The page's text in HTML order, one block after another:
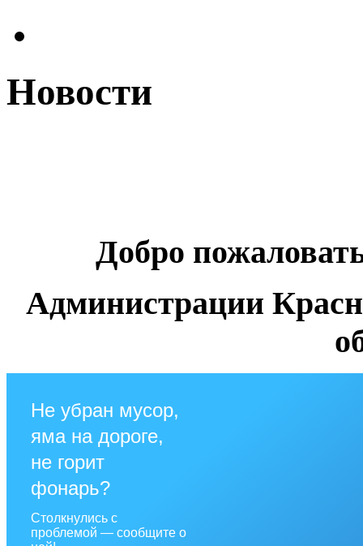
Новости
Добро
Администрации
Не убран мусор,
яма на дороге,
не горит
фонарь?
Столкнулись с
проблемой — сообщите о